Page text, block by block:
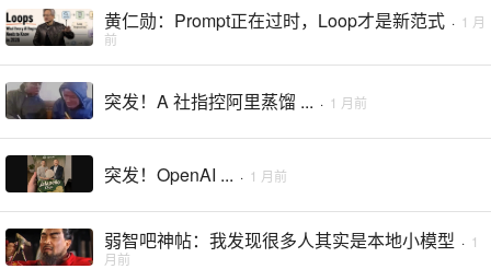
黄仁勋：Prompt正在过时，Loop才是新范式 · 1 月
前
突发！A 社指控阿里蒸馏 ... · 1 月前
突发！OpenAI ... · 1 月前
弱智吧神帖：我发现很多人其实是本地小模型 · 1
月前